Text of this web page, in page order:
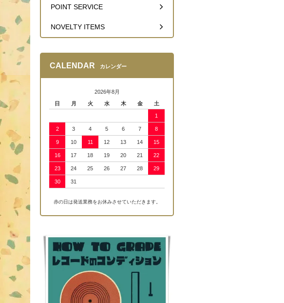
POINT SERVICE
NOVELTY ITEMS
CALENDAR カレンダー
2026年8月
日
月 火 水 木 金 土
1
2 3 4 5 6 7 8
9 10 11 12 13 14 15
16 17 18 19 20 21 22
23 24 25 26 27 28 29
30 31
赤の日は発送業務をお休みさせていただきます。